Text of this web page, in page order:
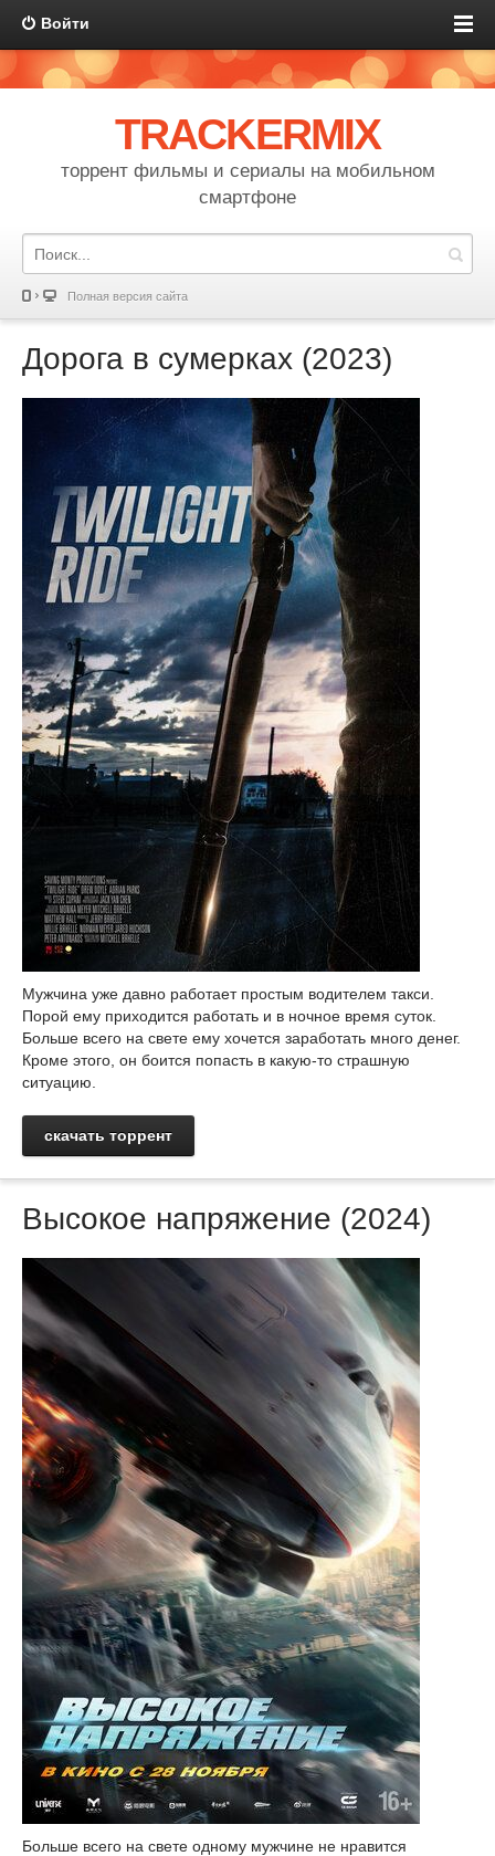
Войти
TRACKERMIX
торрент фильмы и сериалы на мобильном
смартфоне
Полная версия сайта
Дорога в сумерках (2023)
Мужчина уже давно работает простым водителем такси.
Порой ему приходится работать и в ночное время суток.
Больше всего на свете ему хочется заработать много денег.
Кроме этого, он боится попасть в какую-то страшную
ситуацию.
скачать торрент
Высокое напряжение (2024)
Больше всего на свете одному мужчине не нравится